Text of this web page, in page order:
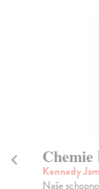
Chemie
Kennedy
Naše